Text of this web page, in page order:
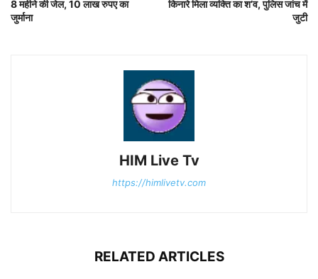
8 महीने की जेल, 10 लाख रुपए का
जुर्माना
किनारे मिला व्यक्ति का श’व, पुलिस जांच में
जुटी
HIM Live Tv
https://himlivetv.com
RELATED ARTICLES